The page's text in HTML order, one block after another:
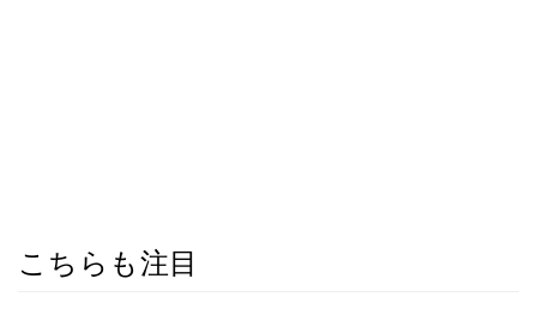
こちらも注目